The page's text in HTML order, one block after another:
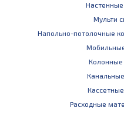
Мульти
Напольно-потолочные
Колонные
Расходные